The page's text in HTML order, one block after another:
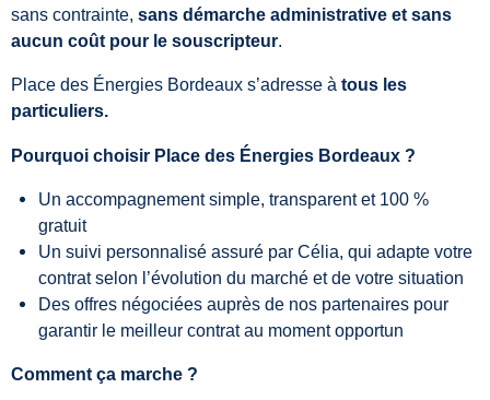
sans contrainte, sans démarche administrative et sans
aucun coût pour le souscripteur.
Place des Énergies Bordeaux s’adresse à tous les
particuliers.
Pourquoi choisir Place des Énergies Bordeaux ?
Un accompagnement simple, transparent et 100 %
gratuit
Un suivi personnalisé assuré par Célia, qui adapte votre
contrat selon l’évolution du marché et de votre situation
Des offres négociées auprès de nos partenaires pour
garantir le meilleur contrat au moment opportun
Comment ça marche ?